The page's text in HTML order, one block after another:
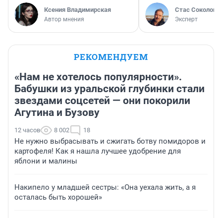
Ксения Владимирская
Автор мнения
Стас Соколов
Эксперт
РЕКОМЕНДУЕМ
«Нам не хотелось популярности».
Бабушки из уральской глубинки стали
звездами соцсетей — они покорили
Агутина и Бузову
12 часов 8 002 18
Не нужно выбрасывать и сжигать ботву помидоров и
картофеля! Как я нашла лучшее удобрение для
яблони и малины
Накипело у младшей сестры: «Она уехала жить, а я
осталась быть хорошей»